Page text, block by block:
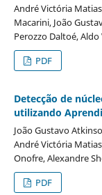
André Victória
Macarini, João
Perozzo Daltoé,
PDF
Detecção de
utilizando
João Gustavo
André Victória
Onofre, Alexandre
PDF